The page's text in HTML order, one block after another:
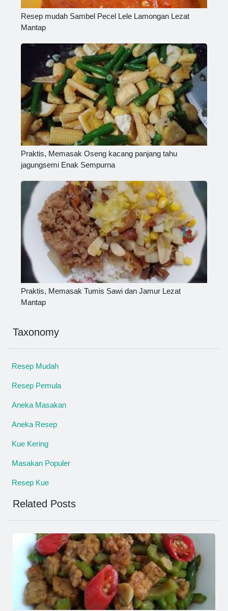
Resep mudah Sambel Pecel Lele Lamongan Lezat
Mantap
Praktis, Memasak Oseng kacang panjang tahu
jagungsemi Enak Sempurna
Praktis, Memasak Tumis Sawi dan Jamur Lezat
Mantap
Taxonomy
Resep Mudah
Resep Pemula
Aneka Masakan
Aneka Resep
Kue Kering
Masakan Populer
Resep Kue
Related Posts